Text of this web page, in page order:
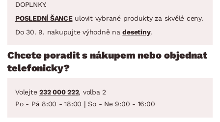
DOPLNKY.
POSLEDNÍ ŠANCEulovit vybrané produkty za skvělé ceny.
Do 30. 9. nakupujte výhodně nadesetiny.
Chcete poradit s nákupem nebo objednat
telefonicky?
Volejte 232 000 222, volba 2
Po - Pá 8:00 - 18:00 | So - Ne 9:00 - 16:00